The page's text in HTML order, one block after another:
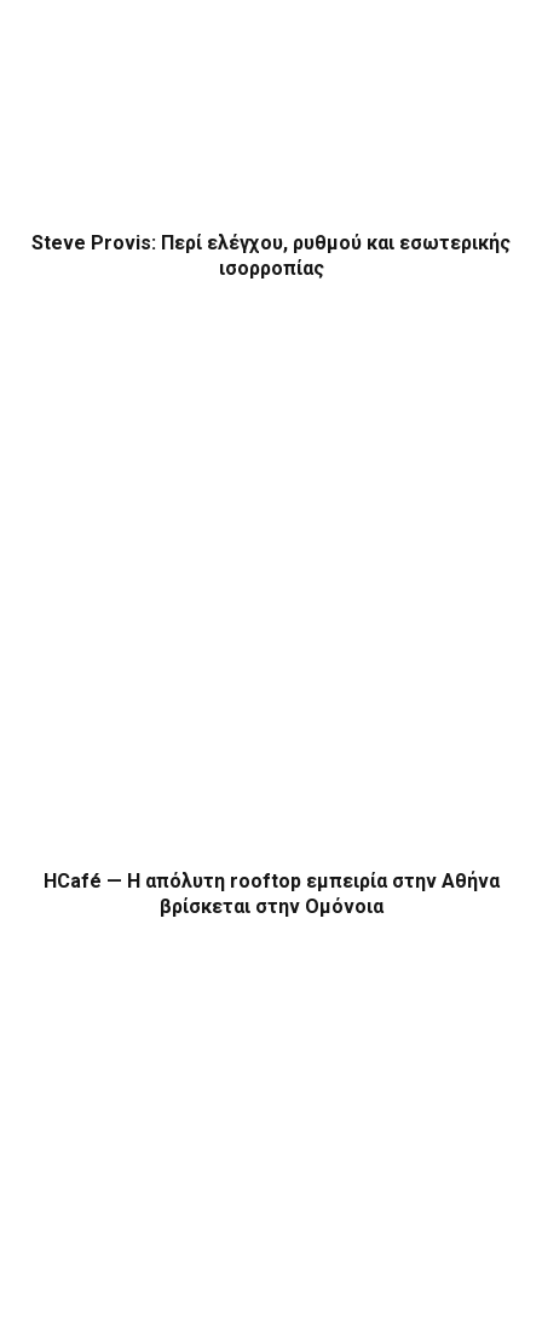
Steve Provis: Περί ελέγχου, ρυθμού και εσωτερικής
ισορροπίας
HCafé — Η απόλυτη rooftop εμπειρία στην Αθήνα
βρίσκεται στην Ομόνοια